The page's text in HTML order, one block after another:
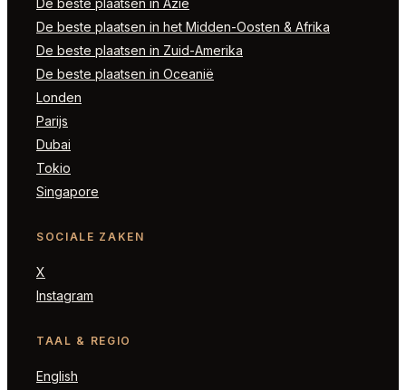
De beste plaatsen in het Midden-Oosten & Afrika
De beste plaatsen in Zuid-Amerika
De beste plaatsen in Oceanië
Londen
Parijs
Dubai
Tokio
Singapore
SOCIALE ZAKEN
X
Instagram
TAAL & REGIO
English